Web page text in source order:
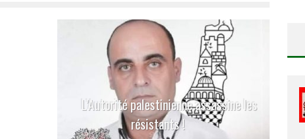
L’Autorité palestinienne assassine les
résistants !